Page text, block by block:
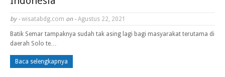
by - wisatabdg.com on - Agustus 22, 2021
Batik Semar tampaknya sudah tak asing lagi bagi masyarakat terutama di
daerah Solo te…
Baca selengkapnya